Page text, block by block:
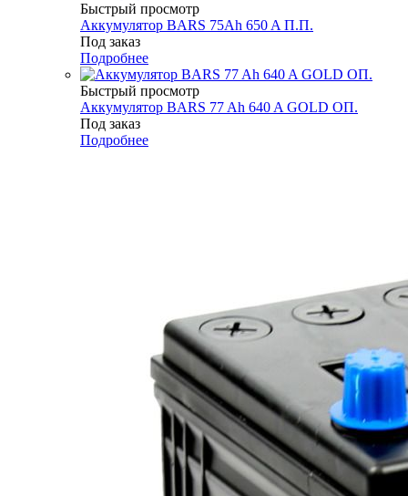
Быстрый просмотр
Аккумулятор BARS 75Ah 650 A П.П.
Под заказ
Подробнее
Быстрый просмотр
Аккумулятор BARS 77 Ah 640 A GOLD ОП.
Под заказ
Подробнее